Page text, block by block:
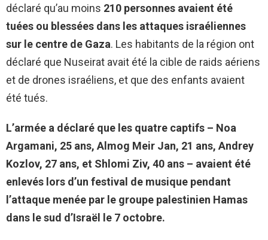
déclaré qu’au moins 210 personnes avaient été
tuées ou blessées dans les attaques israéliennes
sur le centre de Gaza. Les habitants de la région ont
déclaré que Nuseirat avait été la cible de raids aériens
et de drones israéliens, et que des enfants avaient
été tués.
L’armée a déclaré que les quatre captifs – Noa
Argamani, 25 ans, Almog Meir Jan, 21 ans, Andrey
Kozlov, 27 ans, et Shlomi Ziv, 40 ans – avaient été
enlevés lors d’un festival de musique pendant
l’attaque menée par le groupe palestinien Hamas
dans le sud d’Israël le 7 octobre.